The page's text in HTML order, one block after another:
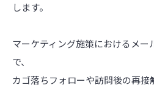
します。
マーケティング施策におけるメー
で、
カゴ落ちフォローや訪問後の再接